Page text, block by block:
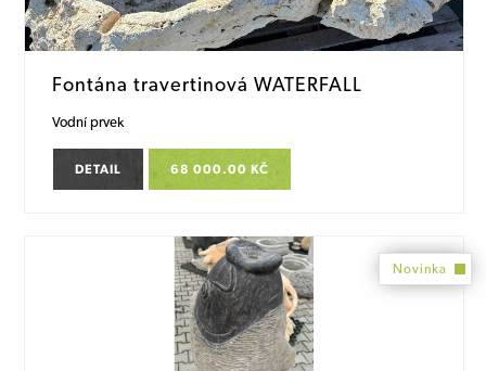
Fontána travertinová WATERFALL
Vodní prvek
DETAIL 68 000.00 KČ
Novinka